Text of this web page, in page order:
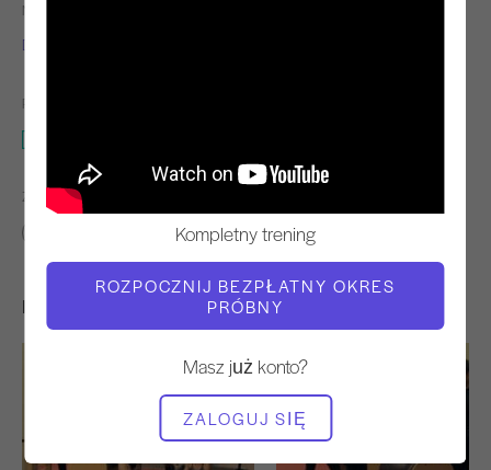
Kompletny trening
ROZPOCZNIJ BEZPŁATNY OKRES
PRÓBNY
Masz już konto?
ZALOGUJ SIĘ
NAUCZYCIEL
Dorothee Vandewalle
POTRZEBNY SPRZĘT
ZNAJDŹ PODOBNE KLASY DLA
40 - 50 min Reformator
Inne treningi, które mogą Ci się spodobać